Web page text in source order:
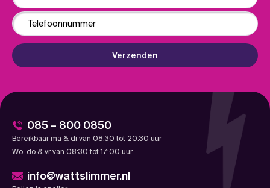
Phone
Verzenden
085 – 800 0850
Bereikbaar ma & di van 08:30 tot 20:30 uur
Wo, do & vr van 08:30 tot 17:00 uur
info@wattslimmer.nl